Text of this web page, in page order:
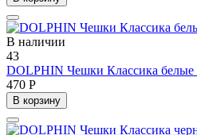
В наличии
43
DOLPHIN Чешки Классика белые
470 Р
В корзину